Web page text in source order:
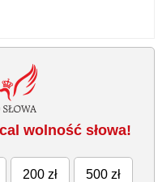
wolność słowa!
200 zł 500 zł